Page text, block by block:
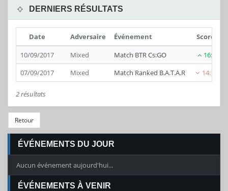
DERNIERS RÉSULTATS
Date Adversaire Événement
Score
10/09/2017
Mixed Match BTR Cs:GO
16:7
07/09/2017
Mixed Match Ranked B.A.T.A.R 14:16
2 résultats
Retour
ÉVÉNEMENTS DU JOUR
Aucun événement aujourd'hui...
ÉVÉNEMENTS À VENIR